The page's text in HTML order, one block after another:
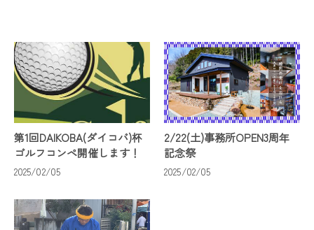
第1回DAIKOBA(ダイコバ)杯
ゴルフコンペ開催します！
2025/02/05
2/22(土)事務所OPEN3周年
記念祭
2025/02/05